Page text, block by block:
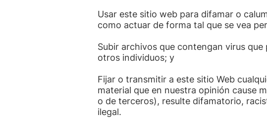
Usar este sitio web para difamar o
como actuar de forma tal que se vea
Subir archivos que contengan virus
otros individuos; y
Fijar o transmitir a este sitio Web
material que en nuestra opinión cause
o de terceros), resulte difamatorio,
ilegal.